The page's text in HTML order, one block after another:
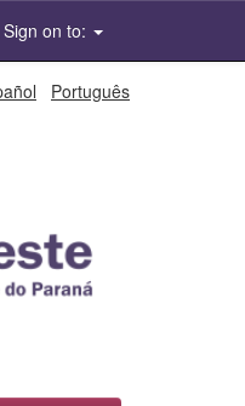
Sign on to:
Português